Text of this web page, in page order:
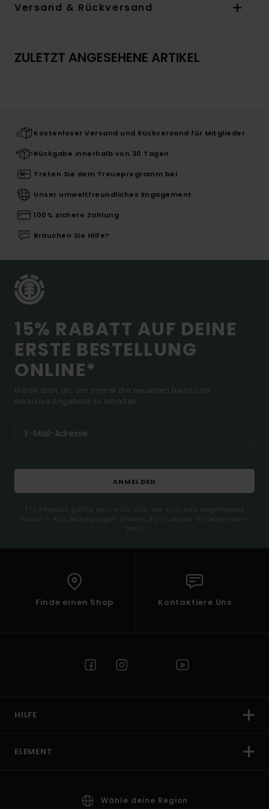
Versand & Rückversand
ZULETZT ANGESEHENE ARTIKEL
Kostenloser Versand und Rückversand für Mitglieder
Rückgabe innerhalb von 30 Tagen
Treten Sie dem Treueprogramm bei
Unser umweltfreundliches Engagement
100% sichere Zahlung
Brauchen Sie Hilfe?
15% RABATT AUF DEINE
ERSTE BESTELLUNG
ONLINE*
Melde dich an, um immer die neuesten News und
exklusive Angebote zu erhalten.
ANMELDEN
(*) Angebot gültig online für alle, die sich neu angemeldet
haben - Alle Bedingungen findest du in deiner Willkommens-
Mail
Finde einen Shop Kontaktiere Uns
HILFE
ELEMENT
Wähle deine Region